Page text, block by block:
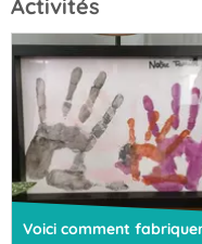
Activités
Voici comment